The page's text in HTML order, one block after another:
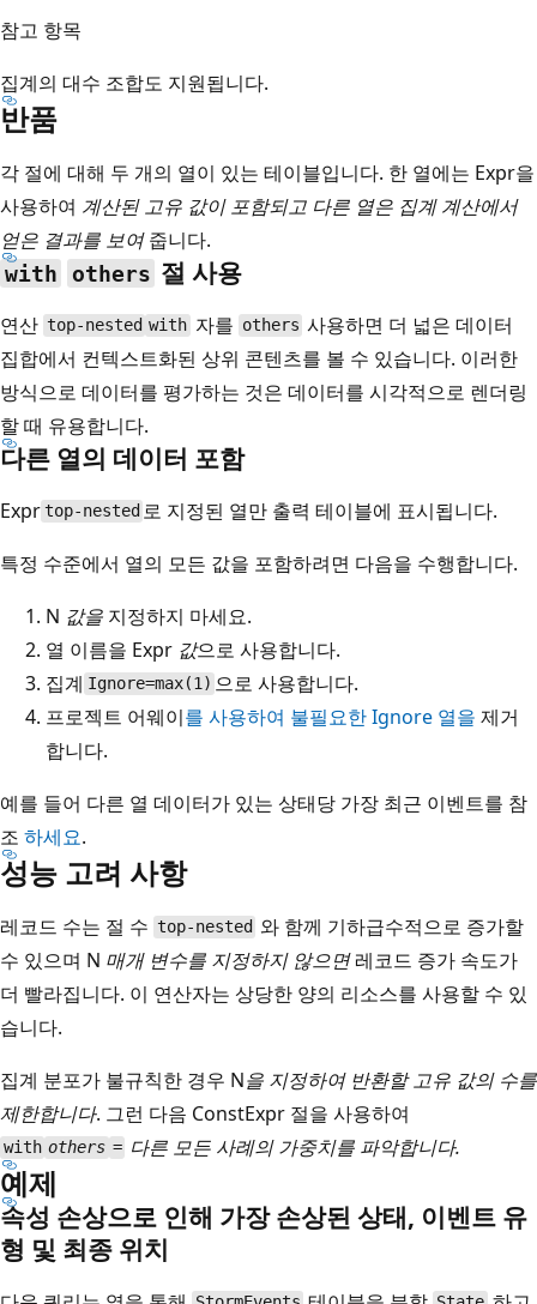
참고 항목
집계의 대수 조합도 지원됩니다.
반품
각 절에 대해 두 개의 열이 있는 테이블입니다. 한 열에는 Expr을
사용하여 계산된 고유 값이 포함되고 다른 열은 집계계산에서
얻은 결과를 보여줍니다.
with others 절 사용
연산 top-nested with자를 others 사용하면 더 넓은 데이터
집합에서 컨텍스트화된 상위 콘텐츠를 볼 수 있습니다. 이러한
방식으로 데이터를 평가하는 것은 데이터를 시각적으로 렌더링
할 때 유용합니다.
다른 열의 데이터 포함
Exprtop-nested 로 지정된 열만 출력 테이블에 표시됩니다.
특정 수준에서 열의 모든 값을 포함하려면 다음을 수행합니다.
N 값을 지정하지 마세요.
열 이름을 Expr 값으로 사용합니다.
집계 Ignore=max(1) 으로 사용합니다.
프로젝트 어웨이를 사용하여 불필요한Ignore 열을 제거
합니다.
예를 들어 다른 열 데이터가 있는 상태당 가장 최근 이벤트를 참
조 하세요.
성능 고려 사항
레코드 수는 절 수 top-nested 와 함께 기하급수적으로 증가할
수 있으며 N 매개 변수를 지정하지 않으면레코드 증가 속도가
더 빨라집니다. 이 연산자는 상당한 양의 리소스를 사용할 수 있
습니다.
집계 분포가 불규칙한 경우 N을 지정하여 반환할 고유 값의 수를
제한합니다. 그런 다음 ConstExpr 절을 사용하여
with others = 다른 모든 사례의 가중치를 파악합니다.
예제
속성 손상으로 인해 가장 손상된 상태, 이벤트 유
형 및 최종 위치